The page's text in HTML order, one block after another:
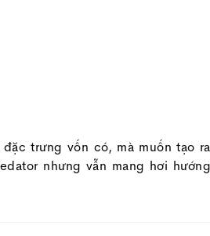
trưng vốn có, mà muốn tạo ra
nhưng vẫn mang hơi hướng